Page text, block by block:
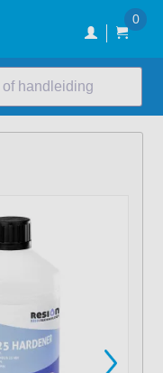
0
handleiding